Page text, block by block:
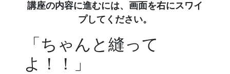
講座の内容に進むには、画面を右にスワイ
プしてください。
「ちゃんと縫って
よ！！」